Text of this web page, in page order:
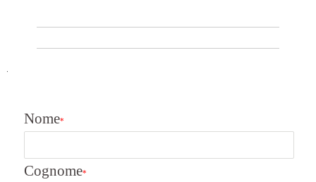
Nome*
Cognome*